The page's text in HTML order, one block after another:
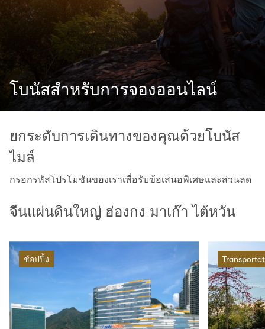
โบนัสสำหรับการจองออนไลน์
ยกระดับการเดินทางของคุณด้วยโบนัส
ไมล์
กรอกรหัสโปรโมชันของเราเพื่อรับข้อเสนอพิเศษและส่วนลด
จีนแผ่นดินใหญ่ ฮ่องกง มาเก๊า ไต้หวัน
ช้อปปิ้ง